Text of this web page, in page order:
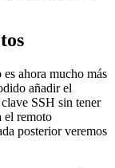
ahora mucho más
añadir el
SSH sin tener
el remoto
posterior veremos